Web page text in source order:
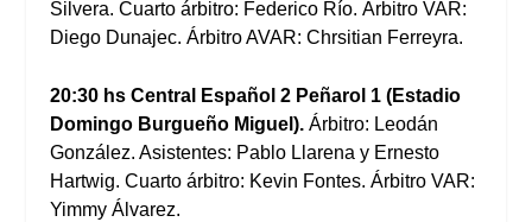
Silvera. Cuarto árbitro: Federico Río. Árbitro VAR:
Diego Dunajec. Árbitro AVAR: Chrsitian Ferreyra.
20:30 hs Central Español 2 Peñarol 1 (Estadio
Domingo Burgueño Miguel).Árbitro: Leodán
González. Asistentes: Pablo Llarena y Ernesto
Hartwig. Cuarto árbitro: Kevin Fontes. Árbitro VAR:
Yimmy Álvarez.